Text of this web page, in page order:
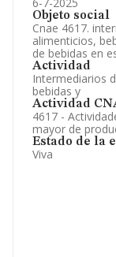
Objeto social
Cnae 4617.
alimenticios,
de bebidas en
Actividad
Intermediarios
bebidas y
Actividad
4617 -
mayor de
Estado de la
Viva